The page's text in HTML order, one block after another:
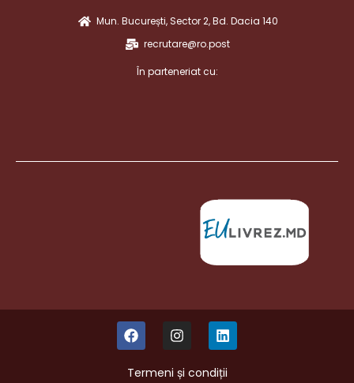
Mun. București, Sector 2, Bd. Dacia 140
recrutare@ro.post
În parteneriat cu:
Termeni și condiții